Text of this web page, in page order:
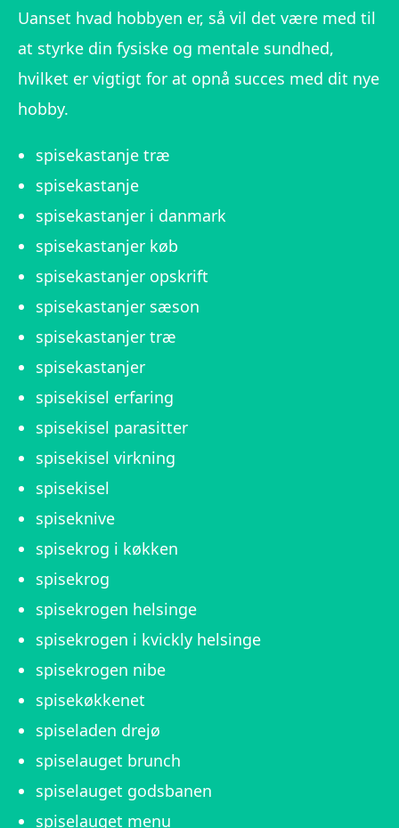
Uanset hvad hobbyen er, så vil det være med til
at styrke din fysiske og mentale sundhed,
hvilket er vigtigt for at opnå succes med dit nye
hobby.
spisekastanje træ
spisekastanje
spisekastanjer i danmark
spisekastanjer køb
spisekastanjer opskrift
spisekastanjer sæson
spisekastanjer træ
spisekastanjer
spisekisel erfaring
spisekisel parasitter
spisekisel virkning
spisekisel
spiseknive
spisekrog i køkken
spisekrog
spisekrogen helsinge
spisekrogen i kvickly helsinge
spisekrogen nibe
spisekøkkenet
spiseladen drejø
spiselauget brunch
spiselauget godsbanen
spiselauget menu